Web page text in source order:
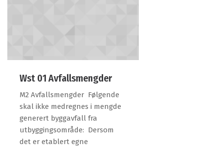
Wst 01 Avfallsmengder
M2 Avfallsmengder Følgende
skal ikke medregnes i mengde
generert byggavfall fra
utbyggingsområde: Dersom
det er etablert egne